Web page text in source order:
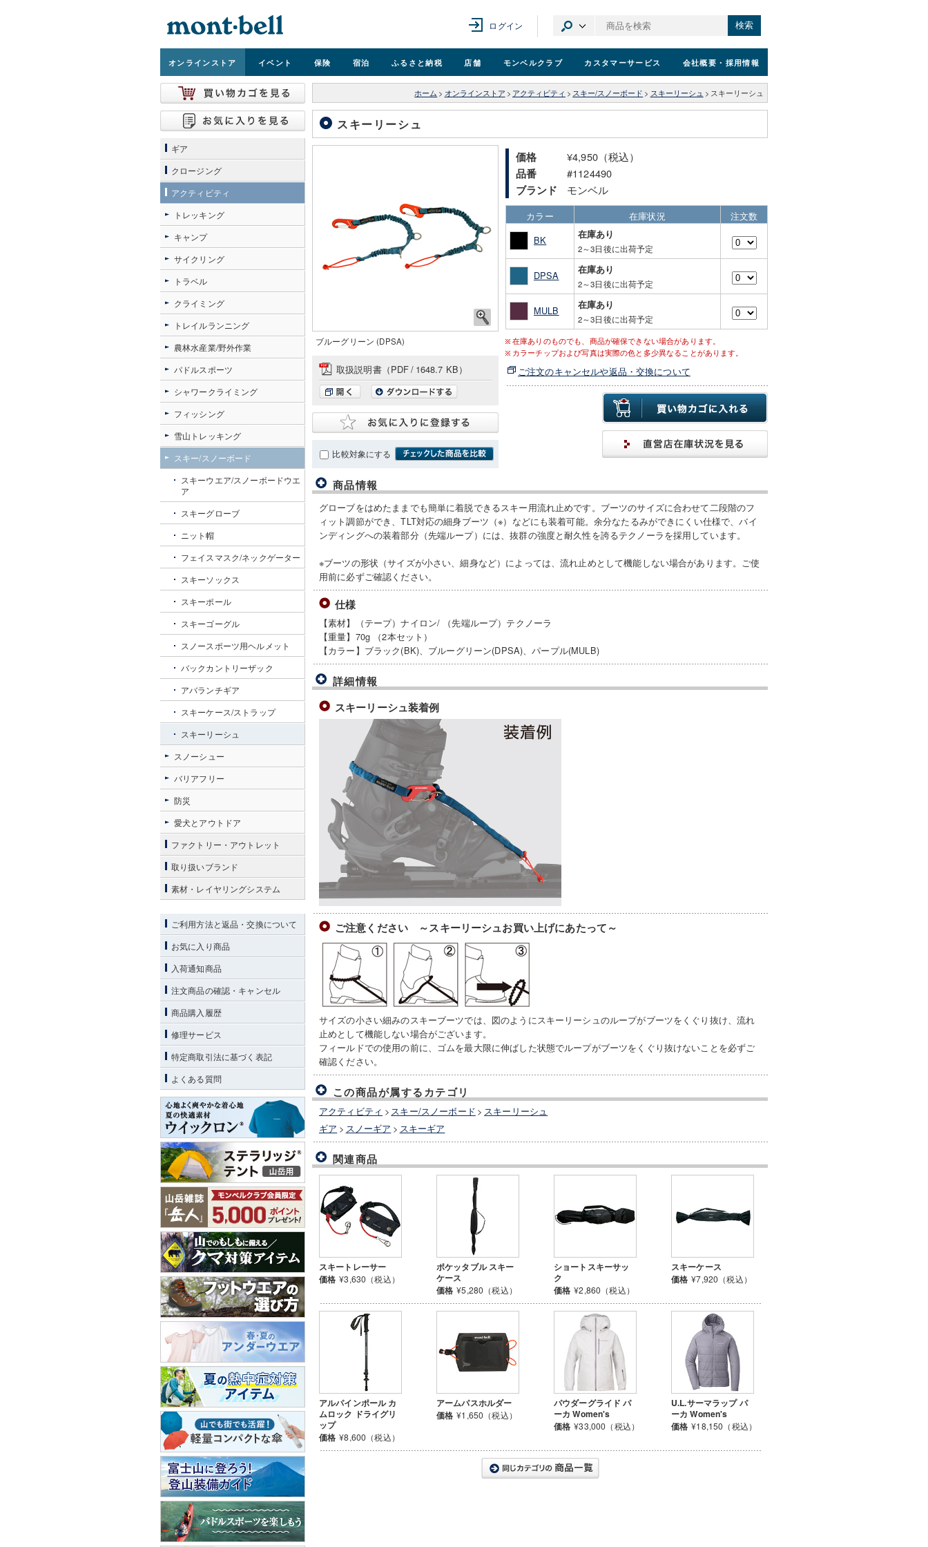
ログイン 検索
オンラインストア イベント 保険 宿泊 ふるさと納税 店舗 モンベルクラブ カスタマーサービス 会社概要 ・採用情報
ホーム > オンラインストア > アクティビティ > スキー/スノーボード > スキーリーシュ > スキーリーシュ
スキーリーシュ
ブルーグリーン (DPSA)
取扱説明書（PDF/ 1648.7 KB）
比較対象にする
価格 ¥4,950（税込）
品番 #1124490
ブランド モンベル
カラー 在庫状況
注文数
BK
在庫あり
2～3日後に出荷予定
DPSA 在庫あり
2～3日後に出荷予定
MULB 在庫あり
2～3日後に出荷予定
在庫ありのものでも、商品が確保できない場合があります。
カラーチップおよび写真は実際の色と多少異なることがあります。
ご注文のキャンセルや返品・交換について
商品情報
グローブをはめたままでも簡単に着脱できるスキー用流れ止めです。ブーツのサイズに合わせて二段階のフ
ィット調節ができ、TLT対応の細身ブーツ（※）などにも装着可能。余分なたるみができにくい仕様で、バイ
ンディングへの装着部分（先端ループ）には、抜群の強度と耐久性を誇るテクノーラを採用しています。
※ブーツの形状（サイズが小さい、細身など）によっては、流れ止めとして機能しない場合があります。ご使
用前に必ずご確認ください。
仕様
【素材】（テープ）ナイロン/ （先端ループ）テクノーラ
【重量】70g （2本セット）
【カラー】ブラック(BK)、ブルーグリーン(DPSA)、パープル(MULB)
詳細情報
スキーリーシュ装着例
ご注意ください ～スキーリーシュお買い上げにあたって～
サイズの小さい細みのスキーブーツでは、図のようにスキーリーシュのループがブーツをくぐり抜け、流れ
止めとして機能しない場合がございます。
フィールドでの使用の前に、ゴムを最大限に伸ばした状態でループがブーツをくぐり抜けないことを必ずご
確認ください。
この商品が属するカテゴリ
アクティビティ > スキー/スノーボード > スキーリーシュ
ギア > スノーギア > スキーギア
関連商品
スキートレーサー
価格 ¥3,630（税込）
ポケッタブル スキー
ケース
価格 ¥5,280（税込）
ショートスキーサッ
ク
価格 ¥2,860（税込）
スキーケース
価格 ¥7,920（税込）
アルパインポール カ
ムロック ドライグリ
ップ
価格 ¥8,600（税込）
アームパスホルダー
価格 ¥1,650（税込）
パウダーグライド パ
ーカ Women's
価格 ¥33,000（税込）
U.L.サーマラップ パ
ーカ Women's
価格 ¥18,150（税込）
ギア
クロージング
アクティビティ
トレッキング
キャンプ
サイクリング
トラベル
クライミング
トレイルランニング
農林水産業/野外作業
パドルスポーツ
シャワークライミング
フィッシング
雪山トレッキング
スキー/スノーボード
スキーウエア/スノーボードウエ
ア
スキーグローブ
ニット帽
フェイスマスク/ネックゲーター
スキーソックス
スキーポール
スキーゴーグル
スノースポーツ用ヘルメット
バックカントリーザック
アバランチギア
スキーケース/ストラップ
スキーリーシュ
スノーシュー
バリアフリー
防災
愛犬とアウトドア
ファクトリー・アウトレット
取り扱いブランド
素材・レイヤリングシステム
ご利用方法と返品・交換について
お気に入り商品
入荷通知商品
注文商品の確認・キャンセル
商品購入履歴
修理サービス
特定商取引法に基づく表記
よくある質問